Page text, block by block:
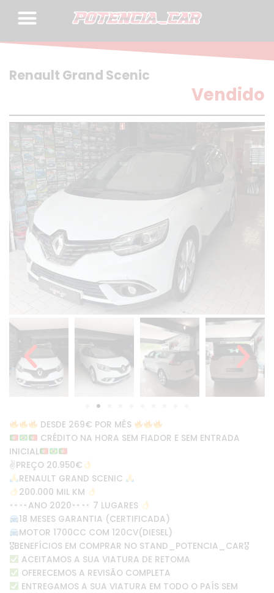
Renault Grand Scenic
Vendido
DESDE 269€ POR MÊS
CRÉDITO NA HORA SEM FIADOR E SEM ENTRADA
INICIAL
✌PREÇO 20.950€
RENAULT GRAND SCENIC
200.000 MIL KM
ANO 2020
7 LUGARES
18 MESES GARANTIA (CERTIFICADA)
MOTOR 1700CC COM 120CV(DIESEL)
🎖BENEFÍCIOS EM COMPRAR NO STAND_POTENCIA_CAR🎖
ACEITAMOS A SUA VIATURA DE RETOMA
OFERECEMOS A REVISÃO COMPLETA
ENTREGAMOS A SUA VIATURA EM TODO O PAÍS SEM